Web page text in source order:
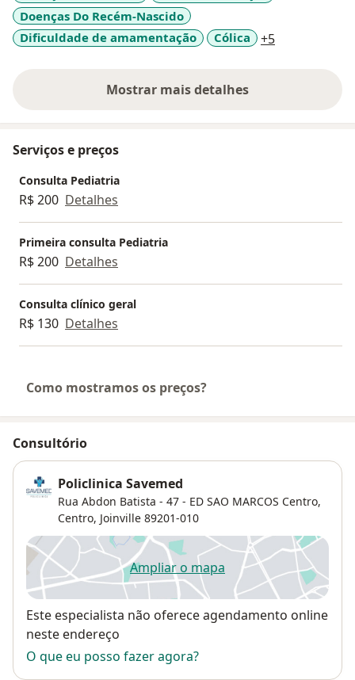
Doenças Do Recém-Nascido
Dificuldade de amamentação
Cólica +5
Mostrar mais detalhes
sobre a experiência
Serviços e preços
Consulta Pediatria
R$ 200 Detalhes
Primeira consulta Pediatria
R$ 200 Detalhes
Consulta clínico geral
R$ 130 Detalhes
Como mostramos os preços?
Consultório
Policlinica Savemed
Rua Abdon Batista - 47 - ED SAO MARCOS Centro,
Centro, Joinville 89201-010
Ampliar o mapaabre num novo separador
Disponibilidade
Este especialista não oferece agendamento online
neste endereço
O que eu posso fazer agora?